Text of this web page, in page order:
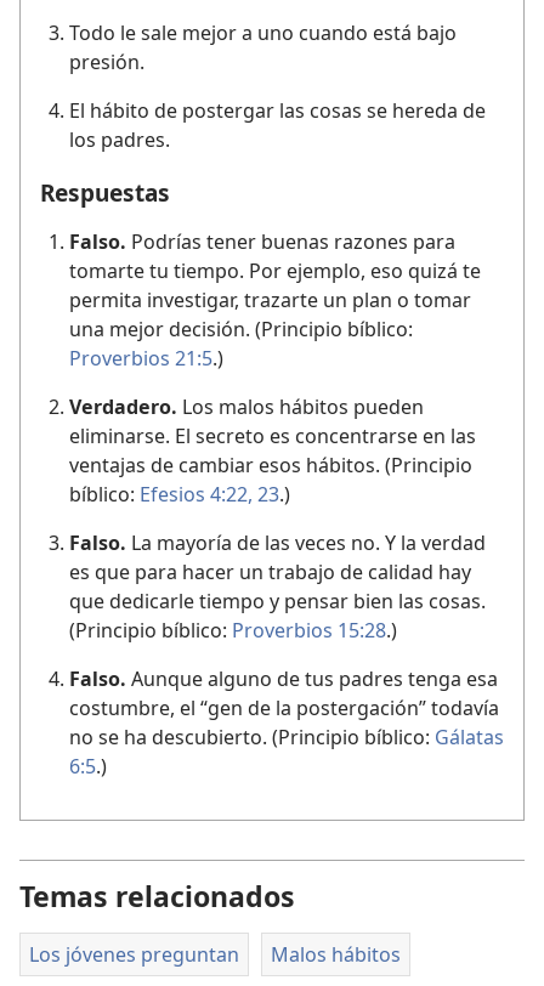
Todo le sale mejor a uno cuando está bajo
presión.
El hábito de postergar las cosas se hereda de
los padres.
Respuestas
Falso. Podrías tener buenas razones para
tomarte tu tiempo. Por ejemplo, eso quizá te
permita investigar, trazarte un plan o tomar
una mejor decisión. (Principio bíblico:
Proverbios 21:5.)
Verdadero. Los malos hábitos pueden
eliminarse. El secreto es concentrarse en las
ventajas de cambiar esos hábitos. (Principio
bíblico: Efesios 4:​22, 23.)
Falso. La mayoría de las veces no. Y la verdad
es que para hacer un trabajo de calidad hay
que dedicarle tiempo y pensar bien las cosas.
(Principio bíblico: Proverbios 15:28.)
Falso. Aunque alguno de tus padres tenga esa
costumbre, el “gen de la postergación” todavía
no se ha descubierto. (Principio bíblico: Gálatas
6:5.)
Temas relacionados
Los jóvenes preguntan Malos hábitos